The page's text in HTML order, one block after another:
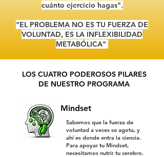
cuánto ejercicio hagas".
"EL PROBLEMA NO ES TU FUERZA DE
VOLUNTAD, ES LA INFLEXIBILIDAD
METABÓLICA"
LOS CUATRO PODEROSOS PILARES
DE NUESTRO PROGRAMA
Mindset
Sabemos que la fuerza de
voluntad a veces se agota, y
ahí es donde entra la ciencia.
Para apoyar tu Mindset,
necesitamos nutrir tu cerebro.